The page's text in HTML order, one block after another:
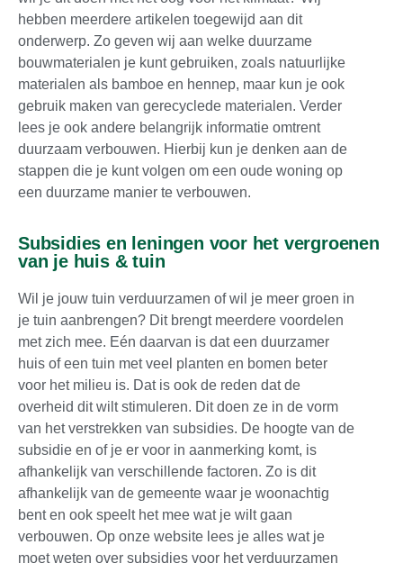
hebben meerdere artikelen toegewijd aan dit
onderwerp. Zo geven wij aan welke duurzame
bouwmaterialen je kunt gebruiken, zoals natuurlijke
materialen als bamboe en hennep, maar kun je ook
gebruik maken van gerecyclede materialen. Verder
lees je ook andere belangrijk informatie omtrent
duurzaam verbouwen. Hierbij kun je denken aan de
stappen die je kunt volgen om een oude woning op
een duurzame manier te verbouwen.
Subsidies en leningen voor het vergroenen
van je huis & tuin
Wil je jouw tuin verduurzamen of wil je meer groen in
je tuin aanbrengen? Dit brengt meerdere voordelen
met zich mee. Eén daarvan is dat een duurzamer
huis of een tuin met veel planten en bomen beter
voor het milieu is. Dat is ook de reden dat de
overheid dit wilt stimuleren. Dit doen ze in de vorm
van het verstrekken van subsidies. De hoogte van de
subsidie en of je er voor in aanmerking komt, is
afhankelijk van verschillende factoren. Zo is dit
afhankelijk van de gemeente waar je woonachtig
bent en ook speelt het mee wat je wilt gaan
verbouwen. Op onze website lees je alles wat je
moet weten over subsidies voor het verduurzamen